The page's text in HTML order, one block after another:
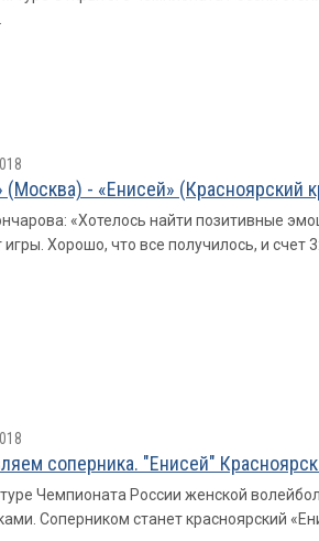
(Москва) - «Енисей» (Красноярский
«Хотелось найти позитивные
игры. Хорошо, что все получилось, и счет
соперника. "Енисей"
Чемпионата России женской
Соперником станет красноярский